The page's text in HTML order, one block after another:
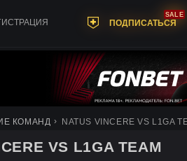
ПОДПИСАТЬСЯ
SALE
КОМАНД NATUS VINCERE VS L1GA
VS L1GA TEAM